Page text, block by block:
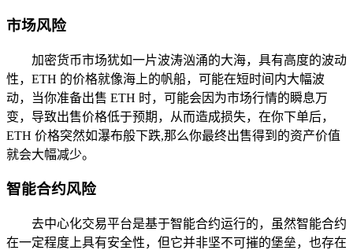
市场风险
加密货币市场犹如一片波涛汹涌的大海，具有高度的波动
性，ETH 的价格就像海上的帆船，可能在短时间内大幅波
动，当你准备出售 ETH 时，可能会因为市场行情的瞬息万
变，导致出售价格低于预期，从而造成损失，在你下单后，
ETH 价格突然如瀑布般下跌,那么你最终出售得到的资产价值
就会大幅减少。
智能合约风险
去中心化交易平台是基于智能合约运行的，虽然智能合约
在一定程度上具有安全性，但它并非坚不可摧的堡垒，也存在